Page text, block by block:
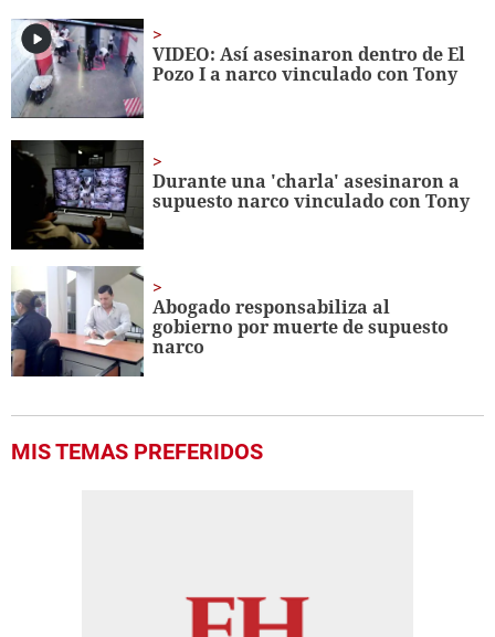
1
minute,
37
seconds
VIDEO: Así asesinaron dentro de El
Pozo I a narco vinculado con Tony
Durante una 'charla' asesinaron a
supuesto narco vinculado con Tony
Abogado responsabiliza al
gobierno por muerte de supuesto
narco
MIS TEMAS PREFERIDOS